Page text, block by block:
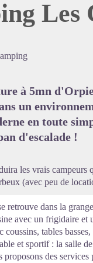
Les
à 5mn
un
en toute
d'escalade !
les vrais campeurs
(avec peu de
retrouve dans la
avec un frigidaire et
coussins, tables
et sportif : la salle
proposons des